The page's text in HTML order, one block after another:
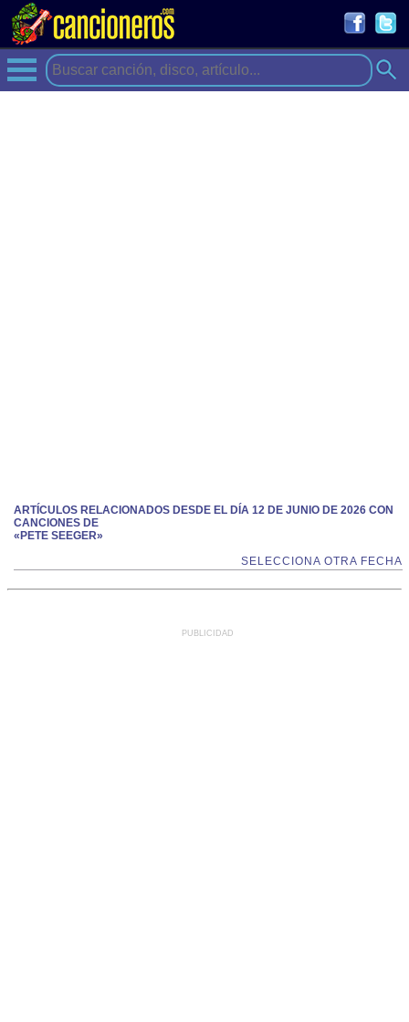
ARTÍCULOS RELACIONADOS DESDE EL DÍA 12 DE JUNIO DE 2026 CON
CANCIONES DE
«PETE SEEGER»
SELECCIONA OTRA FECHA
PUBLICIDAD